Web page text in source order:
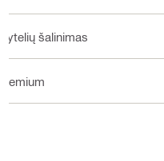
Plytelių šalinimas
Premium